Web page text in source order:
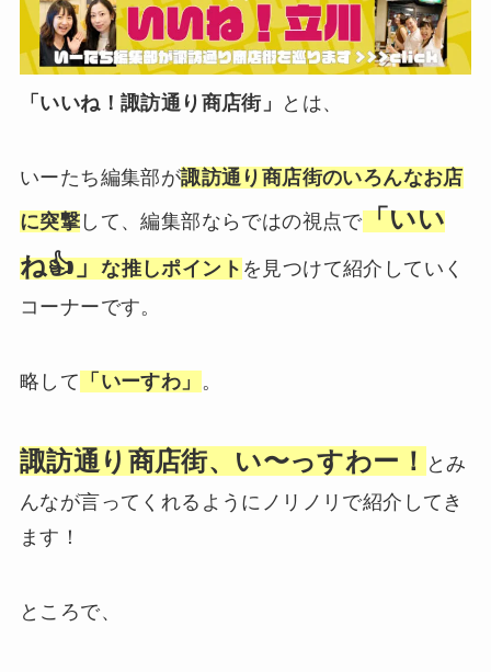
「いいね！諏訪通り商店街」 とは、
いーたち編集部が諏訪通り商店街のいろんなお店
に突撃 して、編集部ならではの視点で「いい
ね👍」な推しポイント を見つけて紹介していく
コーナーです。
略して 「いーすわ」 。
諏訪通り商店街、い〜っすわー！ とみ
んなが言ってくれるようにノリノリで紹介してき
ます！
ところで、